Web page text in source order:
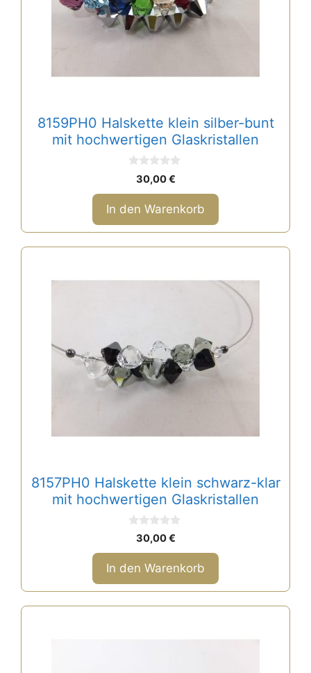
8159PH0 Halskette klein silber-bunt
mit hochwertigen Glaskristallen
o
n
5
30,00€
In den Warenkorb
8157PH0 Halskette klein schwarz-klar
mit hochwertigen Glaskristallen
o
n
5
30,00€
In den Warenkorb